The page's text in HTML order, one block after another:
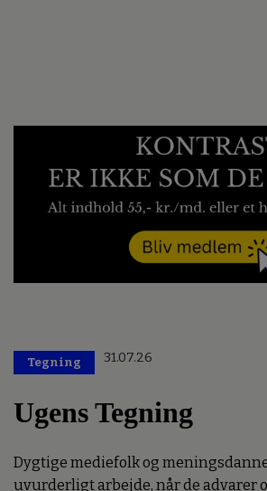
Tegning 31.07.26
Ugens Tegning
Dygtige mediefolk og
uvurderligt arbejde, når de advarer